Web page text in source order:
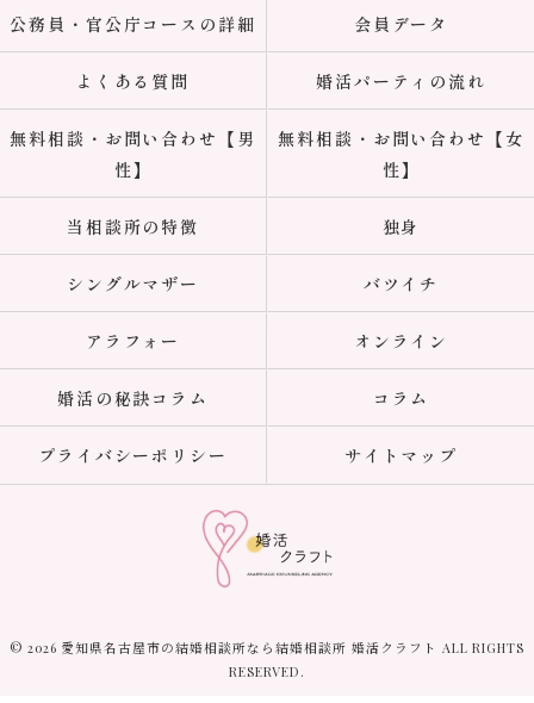
公務員・官公庁コースの詳細 会員データ
よくある質問 婚活パーティの流れ
無料相談・お問い合わせ【男
性】
無料相談・お問い合わせ【女
性】
当相談所の特徴 独身
シングルマザー バツイチ
アラフォー オンライン
婚活の秘訣コラム コラム
プライバシーポリシー サイトマップ
© 2026 愛知県名古屋市の結婚相談所なら結婚相談所 婚活クラフト ALL RIGHTS
RESERVED.